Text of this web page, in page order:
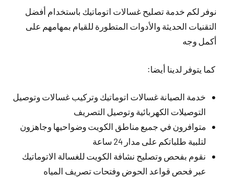
نوفر لكم خدمة تصليح غسالات اتوماتيك باستخدام أفضل
التقنيات الحديثة والأدوات المتطورة للقيام بمهامهم على
أكمل وجه
كما يتوفر لدينا أيضا:
خدمة الصيانة غسالات اتوماتيك وتركيب غسالات وتوصيل
التوصيلات الكهربائية وتوصيل التصريف
متوافرون في جميع مناطق الكويت وضواحيها وجاهزون
لتلبية طلباتكم على مدار 24 ساعة
نقوم بفحص وتصليح نشافة الكويت للغسالة الاتوماتيك
عبر فحص قواعد الحوض وفتحات تصريف المياه